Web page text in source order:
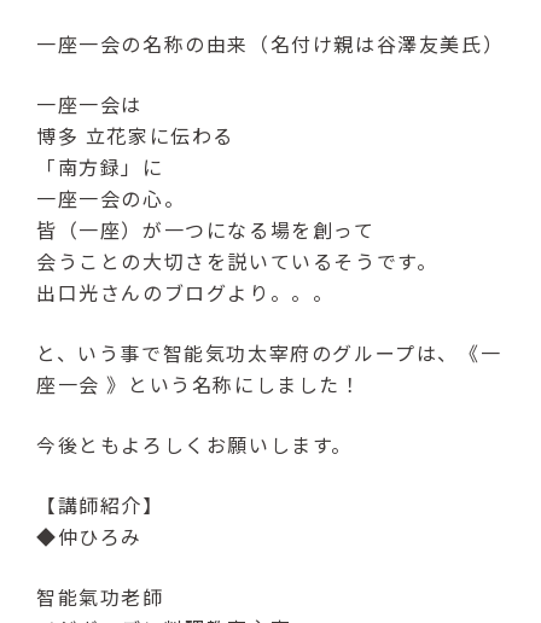
一座一会の名称の由来（名付け親は谷澤友美氏）
一座一会は
博多 立花家に伝わる
「南方録」に
一座一会の心。
皆（一座）が一つになる場を創って
会うことの大切さを説いているそうです。
出口光さんのブログより。。。
と、いう事で智能気功太宰府のグループは、《一
座一会 》という名称にしました！
今後ともよろしくお願いします。
【講師紹介】
◆仲ひろみ
智能氣功老師